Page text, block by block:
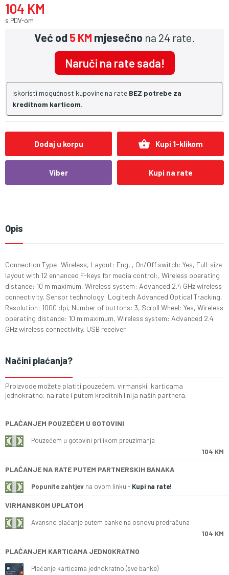
104 KM
s PDV-om
Već od5 KM mjesečno na 24 rate.
Naruči na rate sada!
Iskoristi mogućnost kupovine na rate BEZ potrebe za
kreditnom karticom.
Dodaj u korpu shopping_basket Kupi 1-klikom
Viber Kupi na rate
Opis
Connection Type: Wireless, Layout: Eng, , On/Off switch: Yes, Full-size
layout with 12 enhanced F-keys for media control:, Wireless operating
distance: 10 m maximum, Wireless system: Advanced 2.4 GHz wireless
connectivity, Sensor technology: Logitech Advanced Optical Tracking,
Resolution: 1000 dpi, Number of buttons: 3, Scroll Wheel: Yes, Wireless
operating distance: 10 m maximum, Wireless system: Advanced 2.4
GHz wireless connectivity, USB receiver
Načini plaćanja?
Proizvode možete platiti pouzećem, virmanski, karticama
jednokratno, na rate i putem kreditnih linija naših partnera.
PLAĆANJEM POUZEĆEM U GOTOVINI
Pouzećem u gotovini prilikom preuzimanja
104 KM
PLAĆANJE NA RATE PUTEM PARTNERSKIH BANAKA
Popunite zahtjev na ovom linku - Kupi na rate!
VIRMANSKOM UPLATOM
Avansno plaćanje putem banke na osnovu predračuna
104 KM
PLAĆANJEM KARTICAMA JEDNOKRATNO
Plaćanje karticama jednokratno (sve banke)